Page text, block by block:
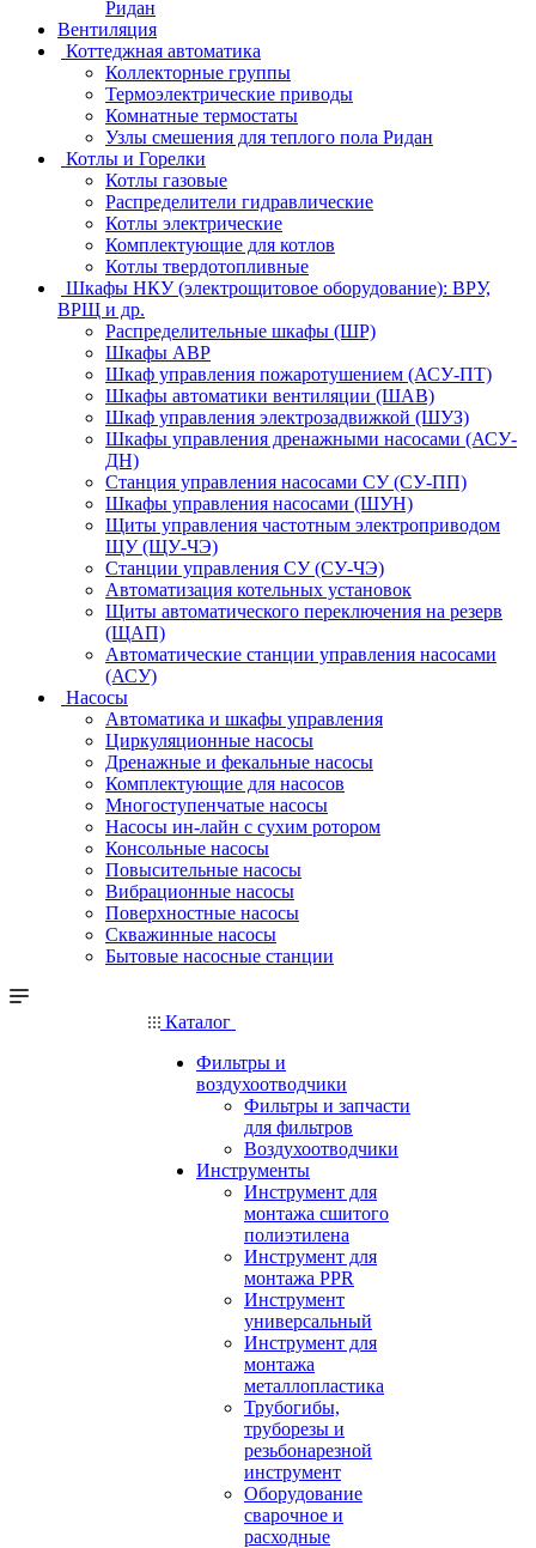
Ридан
Вентиляция
Коттеджная автоматика
Коллекторные группы
Термоэлектрические приводы
Комнатные термостаты
Узлы смешения для теплого пола Ридан
Котлы и Горелки
Котлы газовые
Распределители гидравлические
Котлы электрические
Комплектующие для котлов
Котлы твердотопливные
Шкафы НКУ (электрощитовое оборудование): ВРУ,
ВРЩ и др.
Распределительные шкафы (ШР)
Шкафы АВР
Шкаф управления пожаротушением (АСУ-ПТ)
Шкафы автоматики вентиляции (ШАВ)
Шкаф управления электрозадвижкой (ШУЗ)
Шкафы управления дренажными насосами (АСУ-
ДН)
Станция управления насосами СУ (СУ-ПП)
Шкафы управления насосами (ШУН)
Щиты управления частотным электроприводом
ЩУ (ЩУ-ЧЭ)
Станции управления СУ (СУ-ЧЭ)
Автоматизация котельных установок
Щиты автоматического переключения на резерв
(ЩАП)
Автоматические станции управления насосами
(АСУ)
Насосы
Автоматика и шкафы управления
Циркуляционные насосы
Дренажные и фекальные насосы
Комплектующие для насосов
Многоступенчатые насосы
Насосы ин-лайн с сухим ротором
Консольные насосы
Повысительные насосы
Вибрационные насосы
Поверхностные насосы
Скважинные насосы
Бытовые насосные станции
Каталог
Фильтры и
воздухоотводчики
Фильтры и запчасти
для фильтров
Воздухоотводчики
Инструменты
Инструмент для
монтажа сшитого
полиэтилена
Инструмент для
монтажа PPR
Инструмент
универсальный
Инструмент для
монтажа
металлопластика
Трубогибы,
труборезы и
резьбонарезной
инструмент
Оборудование
сварочное и
расходные